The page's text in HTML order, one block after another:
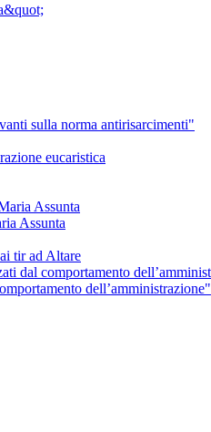
sulla norma antirisarcimenti"
eucaristica
Assunta
tir ad Altare
dell’amministrazione"